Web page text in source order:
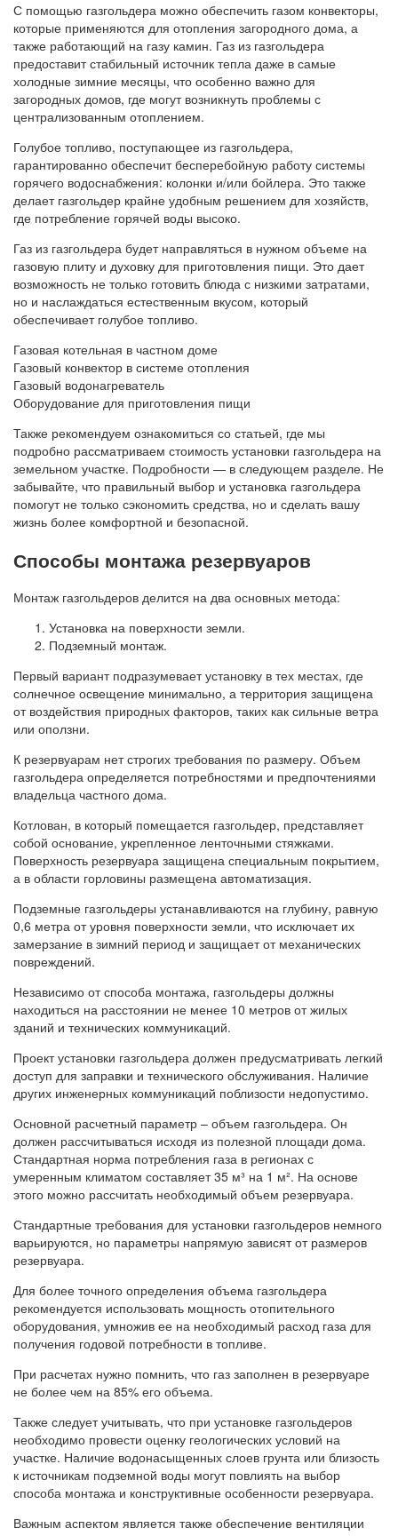
С помощью газгольдера можно обеспечить газом конвекторы,
которые применяются для отопления загородного дома, а
также работающий на газу камин. Газ из газгольдера
предоставит стабильный источник тепла даже в самые
холодные зимние месяцы, что особенно важно для
загородных домов, где могут возникнуть проблемы с
централизованным отоплением.
Голубое топливо, поступающее из газгольдера,
гарантированно обеспечит бесперебойную работу системы
горячего водоснабжения: колонки и/или бойлера. Это также
делает газгольдер крайне удобным решением для хозяйств,
где потребление горячей воды высоко.
Газ из газгольдера будет направляться в нужном объеме на
газовую плиту и духовку для приготовления пищи. Это дает
возможность не только готовить блюда с низкими затратами,
но и наслаждаться естественным вкусом, который
обеспечивает голубое топливо.
Газовая котельная в частном доме
Газовый конвектор в системе отопления
Газовый водонагреватель
Оборудование для приготовления пищи
Также рекомендуем ознакомиться со статьей, где мы
подробно рассматриваем стоимость установки газгольдера на
земельном участке. Подробности — в следующем разделе. Не
забывайте, что правильный выбор и установка газгольдера
помогут не только сэкономить средства, но и сделать вашу
жизнь более комфортной и безопасной.
Способы монтажа резервуаров
Монтаж газгольдеров делится на два основных метода:
Установка на поверхности земли.
Подземный монтаж.
Первый вариант подразумевает установку в тех местах, где
солнечное освещение минимально, а территория защищена
от воздействия природных факторов, таких как сильные ветра
или оползни.
К резервуарам нет строгих требования по размеру. Объем
газгольдера определяется потребностями и предпочтениями
владельца частного дома.
Котлован, в который помещается газгольдер, представляет
собой основание, укрепленное ленточными стяжками.
Поверхность резервуара защищена специальным покрытием,
а в области горловины размещена автоматизация.
Подземные газгольдеры устанавливаются на глубину, равную
0,6 метра от уровня поверхности земли, что исключает их
замерзание в зимний период и защищает от механических
повреждений.
Независимо от способа монтажа, газгольдеры должны
находиться на расстоянии не менее 10 метров от жилых
зданий и технических коммуникаций.
Проект установки газгольдера должен предусматривать легкий
доступ для заправки и технического обслуживания. Наличие
других инженерных коммуникаций поблизости недопустимо.
Основной расчетный параметр – объем газгольдера. Он
должен рассчитываться исходя из полезной площади дома.
Стандартная норма потребления газа в регионах с
умеренным климатом составляет 35 м³ на 1 м². На основе
этого можно рассчитать необходимый объем резервуара.
Стандартные требования для установки газгольдеров немного
варьируются, но параметры напрямую зависят от размеров
резервуара.
Для более точного определения объема газгольдера
рекомендуется использовать мощность отопительного
оборудования, умножив ее на необходимый расход газа для
получения годовой потребности в топливе.
При расчетах нужно помнить, что газ заполнен в резервуаре
не более чем на 85% его объема.
Также следует учитывать, что при установке газгольдеров
необходимо провести оценку геологических условий на
участке. Наличие водонасыщенных слоев грунта или близость
к источникам подземной воды могут повлиять на выбор
способа монтажа и конструктивные особенности резервуара.
Важным аспектом является также обеспечение вентиляции